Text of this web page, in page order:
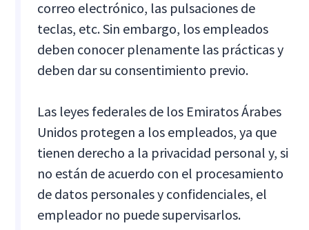
correo electrónico, las pulsaciones de
teclas, etc. Sin embargo, los empleados
deben conocer plenamente las prácticas y
deben dar su consentimiento previo.
Las leyes federales de los Emiratos Árabes
Unidos protegen a los empleados, ya que
tienen derecho a la privacidad personal y, si
no están de acuerdo con el procesamiento
de datos personales y confidenciales, el
empleador no puede supervisarlos.